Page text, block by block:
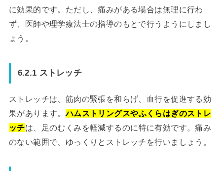
に効果的です。ただし、痛みがある場合は無理に行わ
ず、医師や理学療法士の指導のもとで行うようにしまし
ょう。
6.2.1 ストレッチ
ストレッチは、筋肉の緊張を和らげ、血行を促進する効
果があります。ハムストリングスやふくらはぎのストレ
ッチは、足のむくみを軽減するのに特に有効です。痛み
のない範囲で、ゆっくりとストレッチを行いましょう。